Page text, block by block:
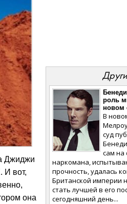
Джиджи
И вот,
она
роль
новом
В
суд
сам на
наркомана,
прочность, удалась
Британской империи
стать лучшей в его
сегодняшний день...